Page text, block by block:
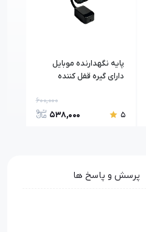
پایه نگهدارنده موبایل
دارای گیره قفل کننده
5
600,000
538,000
پرسش و پاسخ ها